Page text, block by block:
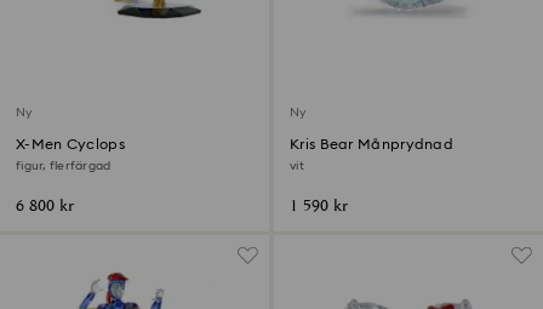
Ny
X-Men Cyclops
figur, flerfärgad
6 800 kr
Ny
Kris Bear Månprydnad
vit
1 590 kr